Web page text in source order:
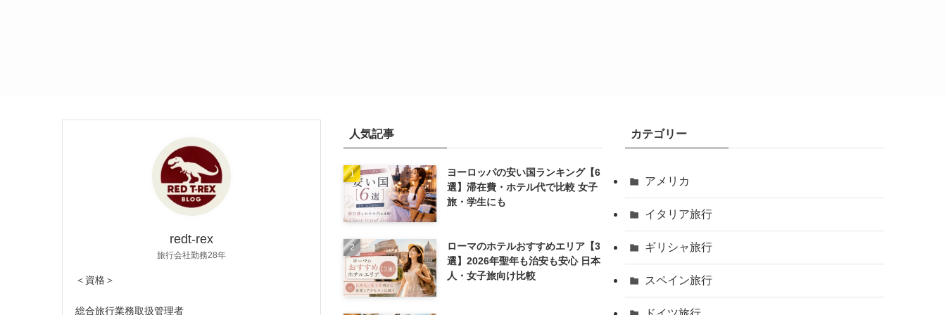
redt-rex
旅行会社勤務28年
＜資格＞
総合旅行業務取扱管理者
人気記事
ヨーロッパの安い国ランキング【6
選】滞在費・ホテル代で比較 女子
旅・学生にも
ローマのホテルおすすめエリア【3
選】2026年聖年も治安も安心 日本
人・女子旅向け比較
カテゴリー
アメリカ
イタリア旅行
ギリシャ旅行
スペイン旅行